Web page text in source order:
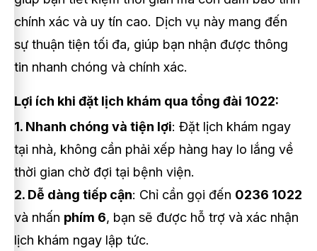
chính xác và uy tín cao. Dịch vụ này mang đến
sự thuận tiện tối đa, giúp bạn nhận được thông
tin nhanh chóng và chính xác.
Lợi ích khi đặt lịch khám qua tổng đài 1022:
1. Nhanh chóng và tiện lợi: Đặt lịch khám ngay
tại nhà, không cần phải xếp hàng hay lo lắng về
thời gian chờ đợi tại bệnh viện.
2. Dễ dàng tiếp cận: Chỉ cần gọi đến 0236 1022
và nhấn phím 6, bạn sẽ được hỗ trợ và xác nhận
lịch khám ngay lập tức.